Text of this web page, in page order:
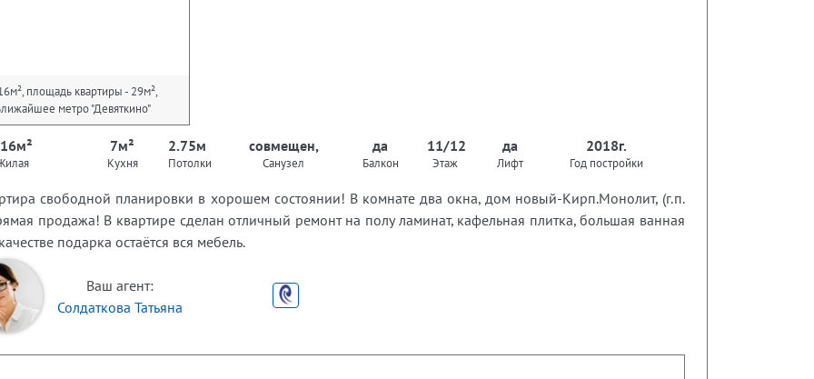
площадь квартиры - 29м²,
метро "Девяткино"
7м²
Кухня
2.75м
Потолки
совмещен,
Санузел
да
Балкон
11/12
Этаж
да
Лифт
2018г.
Год постройки
свободной планировки в хорошем состоянии! В комнате два окна, дом новый-Кирп.Монолит, (г.п.
продажа! В квартире сделан отличный ремонт на полу ламинат, кафельная плитка, большая ванная
подарка остаётся вся мебель.
Ваш агент:
Солдаткова Татьяна